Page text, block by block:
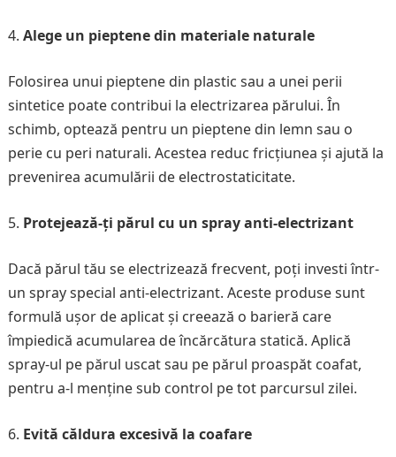
Alege un pieptene din materiale naturale
Folosirea unui pieptene din plastic sau a unei perii
sintetice poate contribui la electrizarea părului. În
schimb, optează pentru un pieptene din lemn sau o
perie cu peri naturali. Acestea reduc fricțiunea și ajută la
prevenirea acumulării de electrostaticitate.
Protejează-ți părul cu un spray anti-electrizant
Dacă părul tău se electrizează frecvent, poți investi într-
un spray special anti-electrizant. Aceste produse sunt
formulă ușor de aplicat și creează o barieră care
împiedică acumularea de încărcătura statică. Aplică
spray-ul pe părul uscat sau pe părul proaspăt coafat,
pentru a-l menține sub control pe tot parcursul zilei.
Evită căldura excesivă la coafare